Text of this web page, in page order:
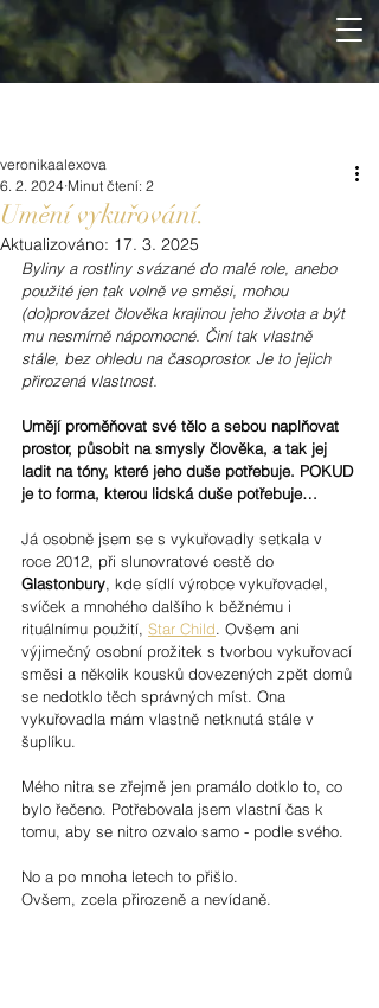
Umění vykuřování.
veronikaalexova
6. 2. 2024 Minut čtení: 2
Aktualizováno: 17. 3. 2025
Byliny a rostliny svázané do malé role, anebo
použité jen tak volně ve směsi, mohou
(do)provázet člověka krajinou jeho života a být
mu nesmírně nápomocné. Činí tak vlastně
stále, bez ohledu na časoprostor. Je to jejich
přirozená vlastnost.
Umějí proměňovat své tělo a sebou naplňovat
prostor, působit na smysly člověka, a tak jej
ladit na tóny, které jeho duše potřebuje. POKUD
je to forma, kterou lidská duše potřebuje…
Já osobně jsem se s vykuřovadly setkala v
roce 2012, při slunovratové cestě do
Glastonbury, kde sídlí výrobce vykuřovadel,
svíček a mnohého dalšího k běžnému i
rituálnímu použití, Star Child. Ovšem ani
výjimečný osobní prožitek s tvorbou vykuřovací
směsi a několik kousků dovezených zpět domů
se nedotklo těch správných míst. Ona
vykuřovadla mám vlastně netknutá stále v
šuplíku.
Mého nitra se zřejmě jen pramálo dotklo to, co
bylo řečeno. Potřebovala jsem vlastní čas k
tomu, aby se nitro ozvalo samo - podle svého.
No a po mnoha letech to přišlo.
Ovšem, zcela přirozeně a nevídaně.